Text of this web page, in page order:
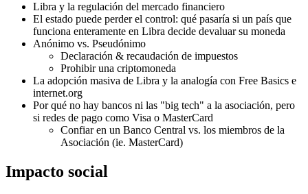
Libra y la regulación del mercado financiero
El estado puede perder el control: qué pasaría si un país que
funciona enteramente en Libra decide devaluar su moneda
Anónimo vs. Pseudónimo
Declaración & recaudación de impuestos
Prohibir una criptomoneda
La adopción masiva de Libra y la analogía con Free Basics e
internet.org
Por qué no hay bancos ni las "big tech" a la asociación, pero
si redes de pago como Visa o MasterCard
Confiar en un Banco Central vs. los miembros de la
Asociación (ie. MasterCard)
Impacto social